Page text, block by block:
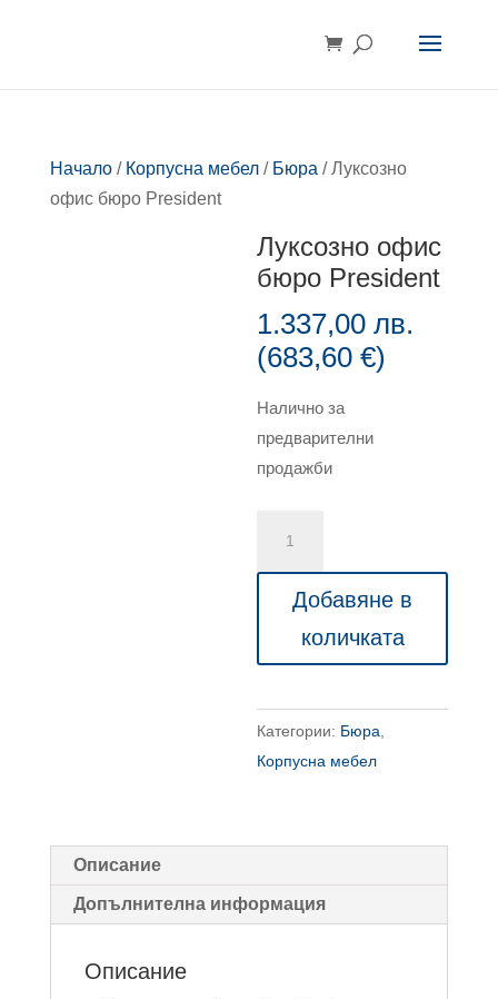
Начало/ Корпусна мебел/ Бюра / Луксозно
офис бюро President
Луксозно офис
бюро President
1.337,00лв.
(683,60€)
Налично за
предварителни
продажби
офис
Добавяне в
количката
Категории: Бюра
Корпусна мебел
Описание
Допълнителна информация
Описание